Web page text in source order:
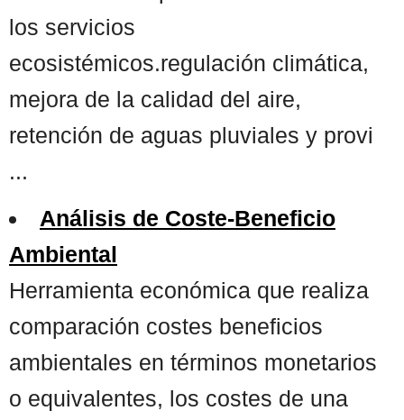
los servicios
ecosistémicos.regulación climática,
mejora de la calidad del aire,
retención de aguas pluviales y provi
...
Análisis de Coste-Beneficio
Ambiental
Herramienta económica que realiza
comparación costes beneficios
ambientales en términos monetarios
o equivalentes, los costes de una